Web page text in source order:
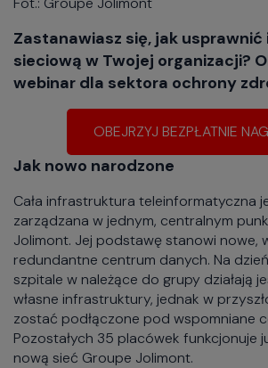
Zastanawiasz się, jak
sieciową w Twojej organizacji?
webinar dla sektora ochrony
OBEJRZYJ BEZPŁATNIE
Jak nowo narodzone
Cała infrastruktura teleinformatyczna
zarządzana w jednym, centralnym
Jolimont. Jej podstawę stanowi nowe,
redundantne centrum danych. Na
szpitale w należące do grupy działają
własne infrastruktury, jednak w
zostać podłączone pod wspomniane
Pozostałych 35 placówek funkcjonuje
nową sieć Groupe Jolimont.